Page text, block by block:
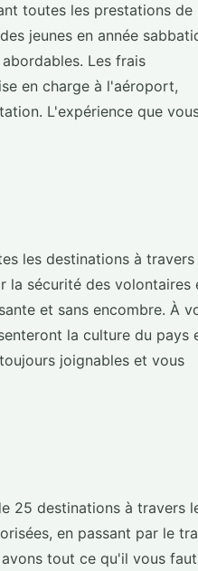
toutes les prestations de
jeunes en année
Les frais
en charge à l'aéroport,
L'expérience que
les destinations à travers
la sécurité des volontaires
et sans encombre. À
la culture du pays
joignables et vous
25 destinations à travers
en passant par le
tout ce qu'il vous